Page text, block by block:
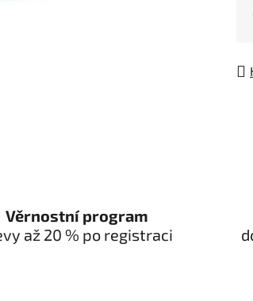
Věrnostní program
až 20 % po registraci